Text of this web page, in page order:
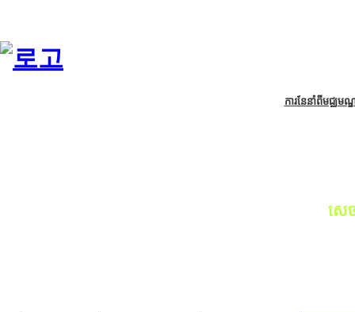
ការនែនាំពីមជ្ឈម
សេ